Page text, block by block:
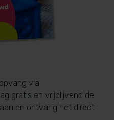
via
gratis en vrijblijvend de
en ontvang het direct